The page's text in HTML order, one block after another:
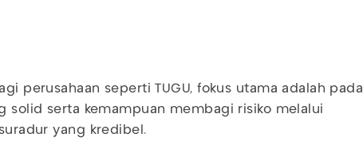
perusahaan seperti TUGU, fokus utama adalah pada
solid serta kemampuan membagi risiko melalui
yang kredibel.